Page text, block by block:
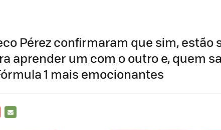
Pérez confirmaram que sim, estão
aprender um com o outro e, quem
1 mais emocionantes